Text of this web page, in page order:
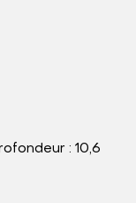
: 10,6